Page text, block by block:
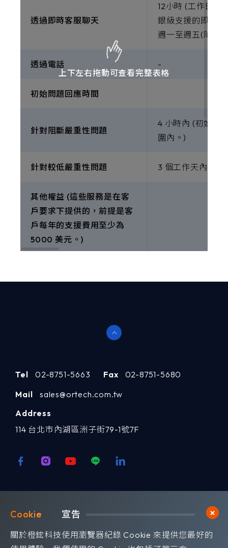
上下左右拖動可查看完整表格
透過即時客服聊天
透過電話
初始問題回應時間
針對阻斷嚴重性問題
針對較低嚴重性問題
其他權益 (這些服務是在客
戶要求下提供的，前提是客
戶每年的支援費用至少為
5000 美元。)
每年與產品團隊進行路線圖
季度摘要報告
僅由美國公民在美國境內提
供支援
場訪問
12小時 (工作日內)
銀級支援的即時
週一至週五(除客
-
4 小時內 (初始回
圍內。)
3 個工作天內
-
Tel 02-8751-5663 Fax
02-8751-5680
Mail
sales@ortech.com.tw
Address
114 台北市內湖區洲子街79-1號7F
宣告
關於橙鋐科技使用瀏覽器紀錄 Cookie 來提供您最好的